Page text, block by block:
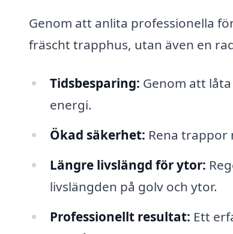
Genom att anlita professionella
fräscht trapphus, utan även en
Tidsbesparing: Genom att
energi.
Ökad säkerhet: Rena trappor
Längre livslängd för ytor:
livslängden på golv och ytor.
Professionellt resultat: Ett